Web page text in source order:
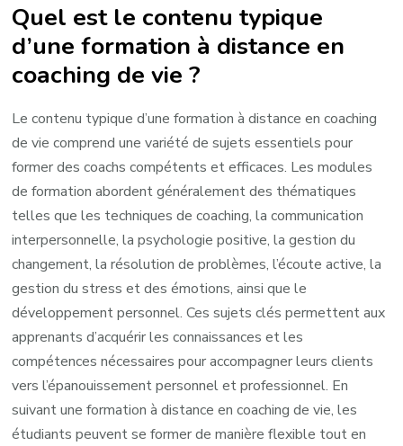
Quel est le contenu typique
d’une formation à distance en
coaching de vie ?
Le contenu typique d’une formation à distance en coaching
de vie comprend une variété de sujets essentiels pour
former des coachs compétents et efficaces. Les modules
de formation abordent généralement des thématiques
telles que les techniques de coaching, la communication
interpersonnelle, la psychologie positive, la gestion du
changement, la résolution de problèmes, l’écoute active, la
gestion du stress et des émotions, ainsi que le
développement personnel. Ces sujets clés permettent aux
apprenants d’acquérir les connaissances et les
compétences nécessaires pour accompagner leurs clients
vers l’épanouissement personnel et professionnel. En
suivant une formation à distance en coaching de vie, les
étudiants peuvent se former de manière flexible tout en